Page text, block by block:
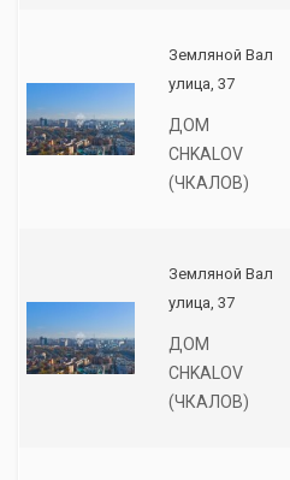
Земляной Вал
улица, 37
ДОМ
CHKALOV
(ЧКАЛОВ)
Земляной Вал
улица, 37
ДОМ
CHKALOV
(ЧКАЛОВ)